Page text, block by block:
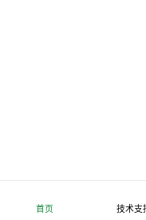
首页 技术支